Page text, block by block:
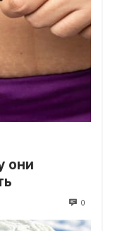
они
0